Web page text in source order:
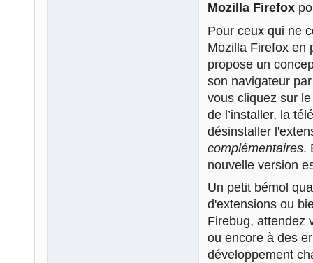
Mozilla Firefox
Pour ceux qui ne
Mozilla Firefox en
propose un
son navigateur
vous cliquez sur
de l’installer, la
désinstaller
complémentaires.
nouvelle version
Un petit bémol
d'extensions ou
Firebug, attendez
ou encore à des
développement